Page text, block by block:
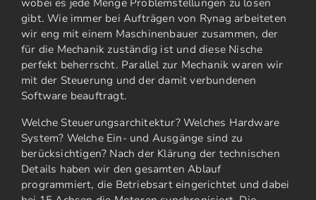
wobei es jede Menge Problemstellungen zu lösen
gibt. Wie immer bei Aufträgen von Rynag arbeiteten
wir eng mit einem Maschinenbauer zusammen, der
für die Mechanik zuständig ist und diese Nische
perfekt beherrscht. Parallel zur Mechanik waren wir
mit der Steuerung und der damit verbundenen
Software beauftragt.
Welche Steuerungsarchitektur? Welches Hardware
System? Welche Ein- und Ausgänge sind zu
berücksichtigen? Nach der Klärung der technischen
Details haben wir den gesamten Ablauf
programmiert, die Betriebsart eingerichtet und dabei